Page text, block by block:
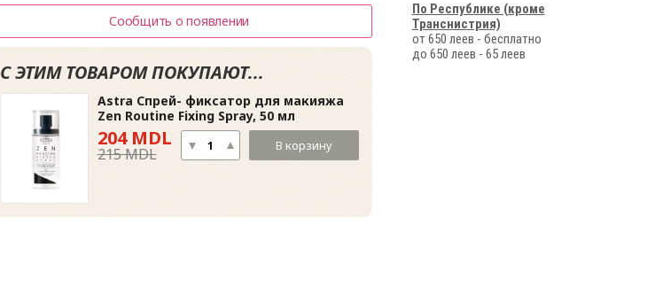
Сообщить о появлении
С ЭТИМ ТОВАРОМ ПОКУПАЮТ...
Astra Спрей- фиксатор для макияжа
Zen Routine Fixing Spray, 50 мл
204 MDL
215 MDL В корзину
По Республике (кроме
Транснистрия)
от 650 леев - бесплатно
до 650 леев - 65 леев